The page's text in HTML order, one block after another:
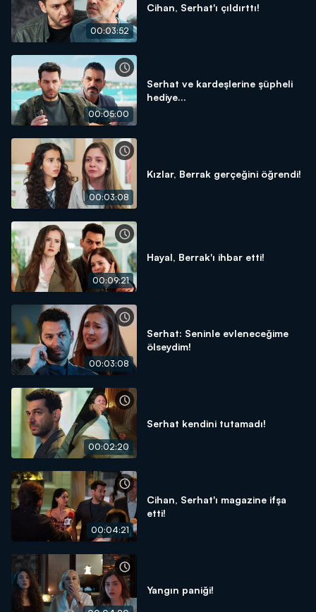
00:03:52
Cihan, Serhat'ı çıldırttı!
00:05:00
Serhat ve kardeşlerine şüpheli
hediye...
00:03:08
Kızlar, Berrak gerçeğini öğrendi!
00:09:21
Hayal, Berrak'ı ihbar etti!
00:03:08
Serhat: Seninle evleneceğime
ölseydim!
00:02:20
Serhat kendini tutamadı!
00:04:21
Cihan, Serhat'ı magazine ifşa
etti!
Yangın paniği!